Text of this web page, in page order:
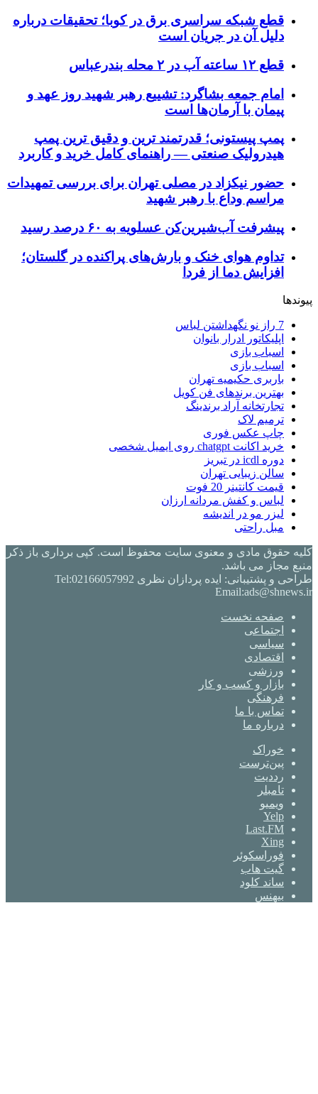
قطع شبکه سراسری برق در کوبا؛ تحقیقات درباره
دلیل آن در جریان است
قطع ۱۲ ساعته آب در ۲ محله بندرعباس
امام جمعه بشاگرد: تشییع رهبر شهید روز عهد و
پیمان با آرمان‌ها است
پمپ پیستونی؛ قدرتمند ترین و دقیق‌ ترین پمپ
هیدرولیک صنعتی — راهنمای کامل خرید و کاربرد
حضور نیکزاد در مصلی تهران برای بررسی تمهیدات
مراسم وداع با رهبر شهید
پیشرفت آب‌شیرین‌کن عسلویه به ۶۰ درصد رسید
تداوم هوای خنک و بارش‌های پراکنده در گلستان؛
افزایش دما از فردا
پیوندها
7 راز نو نگهداشتن لباس
اپلیکاتور ادرار بانوان
اسباب بازی
اسباب بازی
باربری حکیمیه تهران
بهترین برندهای فن کویل
تجارتخانه آراد برندینگ
ترمیم لاک
چاپ عکس فوری
خرید اکانت chatgpt روی ایمیل شخصی
دوره icdl در تبریز
سالن زیبایی تهران
قیمت کانتینر 20 فوت
لباس و کفش مردانه ارزان
لیزر مو در اندیشه
مبل راحتی
کلیه حقوق مادی و معنوی سایت محفوظ است. کپی برداری باز ذکر
منبع مجاز می باشد.
طراحی و پشتیبانی: ایده پردازان نظری Tel:02166057992
Email:ads@shnews.ir
صفحه نخست
اجتماعی
سیاسی
اقتصادی
ورزشی
بازار و کسب و کار
فرهنگی
تماس با ما
درباره ما
خوراک
‫پین‌ترست
‫رددیت
‫تامبلر
ویمیو
Yelp
Last.FM
Xing
فوراسکوئر
گیت ‌هاب
ساند کلود
بیهنس